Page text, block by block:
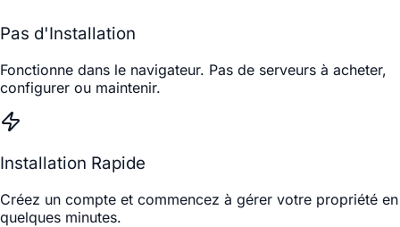
Pas d'Installation
Fonctionne dans le navigateur. Pas de serveurs à acheter,
configurer ou maintenir.
Installation Rapide
Créez un compte et commencez à gérer votre propriété en
quelques minutes.